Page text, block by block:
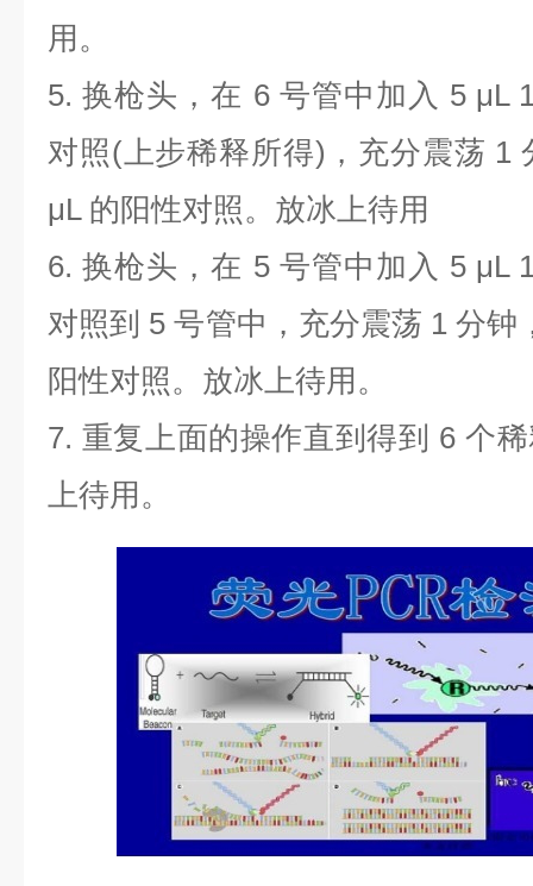
用。
5.换枪头，在 6 号管中加入 5 μL
对照(上步稀释所得) ，充分震荡 1
μL 的阳性对照。放冰上待用
6.换枪头，在 5 号管中加入 5 μL
对照到 5号管中，充分震荡 1分钟
阳性对照。放冰上待用。
7. 重复上面的操作直到得到 6 个
上待用。